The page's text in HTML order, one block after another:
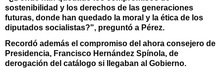
sostenibilidad y los derechos de las generaciones
futuras, donde han quedado la moral y la ética de los
diputados socialistas?", preguntó a Pérez.
Recordó además el compromiso del ahora consejero de
Presidencia, Francisco Hernández Spínola, de
derogación del catálogo si llegaban al Gobierno.